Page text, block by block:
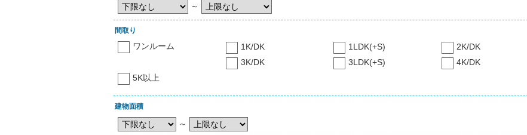
～
間取り
ワンルーム 1K/DK 1LDK(+S) 2K/DK
3K/DK
3LDK(+S) 4K/DK
5K以上
建物面積
～